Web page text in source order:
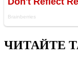
ЧИТАЙТЕ